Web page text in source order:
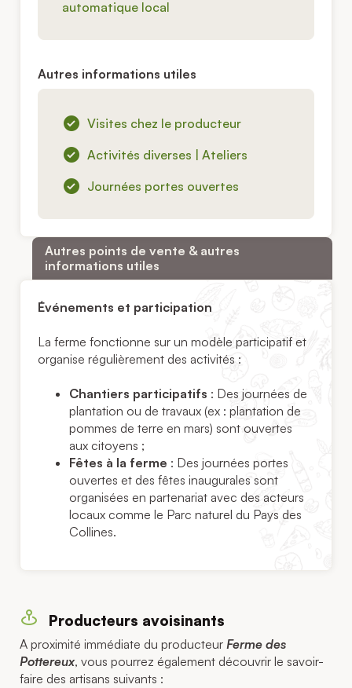
automatique local
Autres informations utiles
Visites chez le producteur
Activités diverses | Ateliers
Journées portes ouvertes
Autres points de vente & autres
informations utiles
Événements et participation
La ferme fonctionne sur un modèle participatif et
organise régulièrement des activités :
Chantiers participatifs : Des journées de
plantation ou de travaux (ex : plantation de
pommes de terre en mars) sont ouvertes
aux citoyens ;
Fêtes à la ferme : Des journées portes
ouvertes et des fêtes inaugurales sont
organisées en partenariat avec des acteurs
locaux comme le Parc naturel du Pays des
Collines.
Producteurs avoisinants
A proximité immédiate du producteur Ferme des
Pottereux, vous pourrez également découvrir le savoir-
faire des artisans suivants :